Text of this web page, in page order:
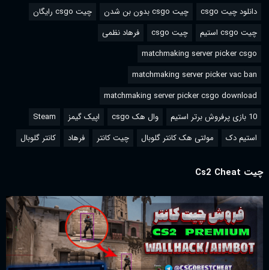
دانلود چیت csgo چیت csgo بدون بن شدن
چیت csgo رایگان
چیت csgo استیم
چیت csgo
فرهاد نظمی
matchmaking server picker csgo
matchmaking server picker vac ban
matchmaking server picker csgo download
10 بازی پرفروش برتر استیم
وال هک csgo اپیک گیمز
Steam
استیم دک
مولتی هک کانتر گلوبال چیت کانتر فرهاد کانتر گلوبال
چیت Cs2 Cheat